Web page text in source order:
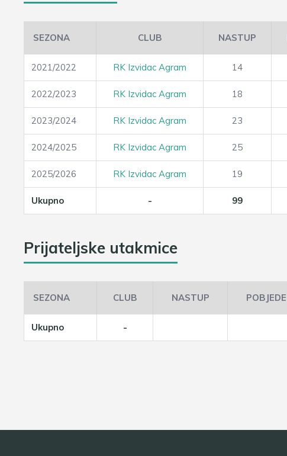
SEZONA CLUB NASTUP
2021/2022 RK Izvidac Agram 14
2022/2023 RK Izvidac Agram 18
2023/2024 RK Izvidac Agram 23
2024/2025 RK Izvidac Agram 25
2025/2026 RK Izvidac Agram 19
Ukupno - 99
Prijateljske utakmice
SEZONA CLUB NASTUP POBJEDE
Ukupno -